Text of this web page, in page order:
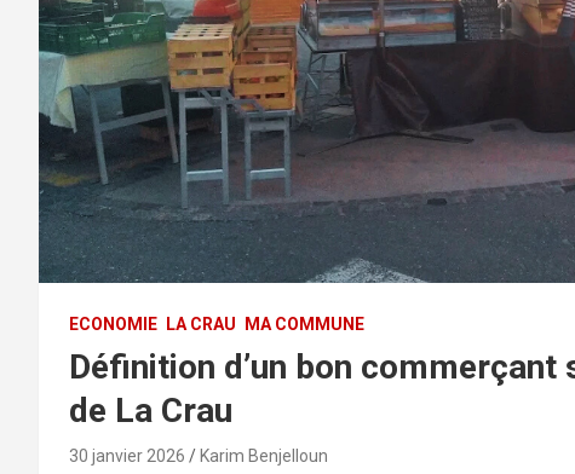
ECONOMIE LA CRAU MA COMMUNE
Définition d’un bon
de La Crau
30 janvier 2026 Karim Benjelloun